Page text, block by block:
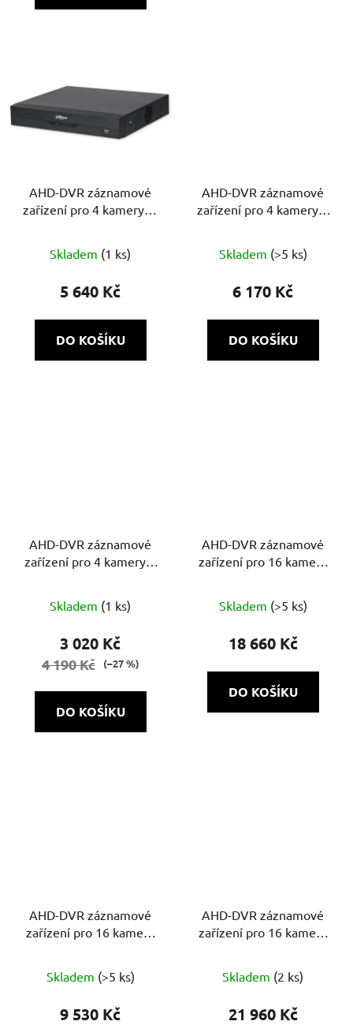
AHD-DVR záznamové
zařízení pro 4 kamery 5-
Skladem (1 ks)
5 640 Kč
DO KOŠÍKU
AHD-DVR záznamové
zařízení pro 4 kamery 8
Skladem (>5 ks)
6 170 Kč
DO KOŠÍKU
AHD-DVR záznamové
zařízení pro 4 kamery 8
Skladem (1 ks)
3 020 Kč
4 190 Kč (–27 %)
DO KOŠÍKU
AHD-DVR záznamové
zařízení pro 16 kamery
Skladem (>5 ks)
18 660 Kč
DO KOŠÍKU
AHD-DVR záznamové
zařízení pro 16 kamery
Skladem (>5 ks)
9 530 Kč
AHD-DVR záznamové
zařízení pro 16 kamery
Skladem (2 ks)
21 960 Kč